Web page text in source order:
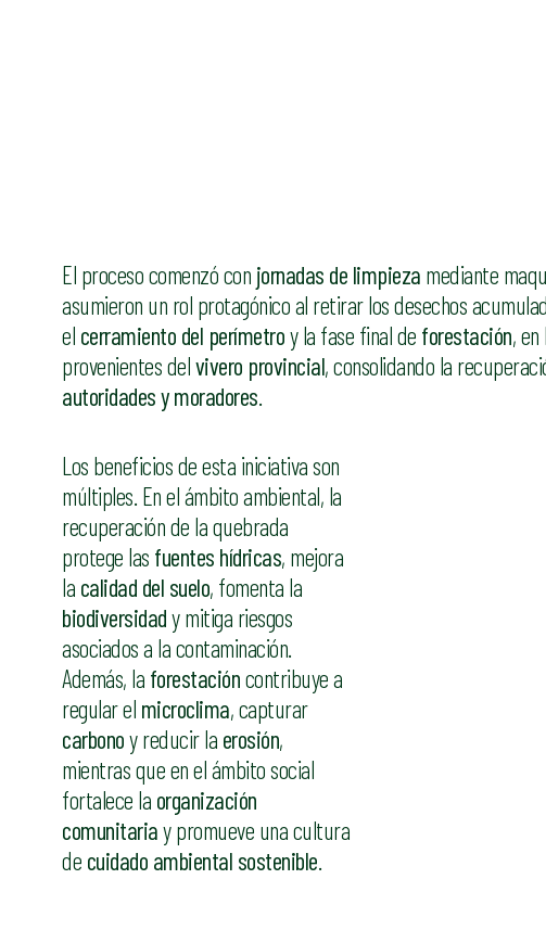
El proceso comenzó con jornadas de limpieza mediante
asumieron un rol protagónico al retirar los desechos
el cerramiento del perímetroy la fase final de forestación,
provenientes delvivero provincial, consolidando la
autoridades y moradores.
Los beneficios de esta iniciativa son
múltiples. En el ámbito ambiental, la
recuperación de la quebrada
protege las fuentes hídricas, mejora
la calidad del suelo, fomenta la
biodiversidady mitiga riesgos
asociados a la contaminación.
Además, la forestacióncontribuye a
regular el microclima, capturar
carbonoy reducir la erosión,
mientras que en el ámbito social
fortalece la organización
comunitariay promueve una cultura
de cuidado ambiental sostenible.